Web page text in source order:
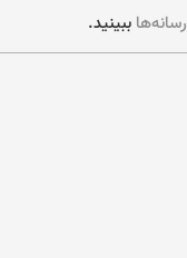
رسانه‌ها ببینید.